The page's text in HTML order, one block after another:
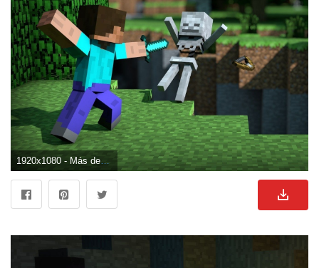
1920x1080 - Más de 75 fondos de pantalla de Minecraft. Fondo de pantalla HD 1080p de Minecraft.